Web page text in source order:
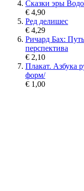
Сказки эры
€ 4,90
Ред делишес
€ 4,29
Ричард Бах:
перспектива
€ 2,10
Плакат. Азбука
форм/
€ 1,00